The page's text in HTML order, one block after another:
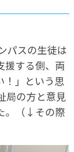
パスの生徒は
援する側、両
！」という思
局の方と意見
。（↓その際